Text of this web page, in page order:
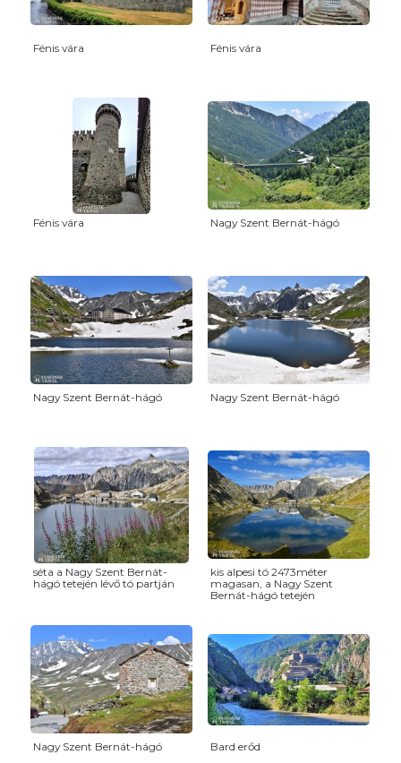
Fénis vára Fénis vára
Fénis vára Nagy Szent Bernát-hágó
Nagy Szent Bernát-hágó Nagy Szent Bernát-hágó
séta a Nagy Szent Bernát-
hágó tetején lévő tó partján
kis alpesi tó 2473méter
magasan, a Nagy Szent
Bernát-hágó tetején
Nagy Szent Bernát-hágó Bard erőd